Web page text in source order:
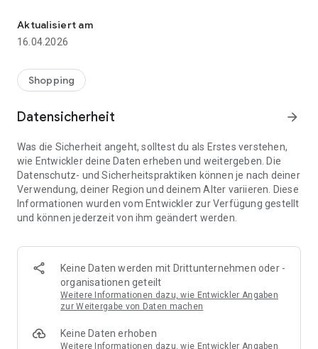
👨‍👩‍👧 Gemeinsame Einkaufslisten in Echtzeit: Alle sehen
⚡ Superschnell & einfach: Liste in Sekunden erstellen und
sofort loslegen.
📱 Immer dabei: Deine Einkaufsliste ist jederzeit auf deinem
🤝 Teilen leicht gemacht: Lade andere ein und erledigt den
Einkauf gemeinsam.
🍳 Zutaten direkt aus Rezepten übernehmen: Importiere
Zutaten von Rezept-Webseiten und verwandle sie
🚀 DEINE VORTEILE IM ALLTAG
* Nie wieder doppelte Einkäufe
* Kein Chaos mehr beim Einkaufen
* Bessere Abstimmung mit Familie & Freunden
* Perfekt für die Essensplanung
Aktualisiert am
16.04.2026
Shopping
Datensicherheit arrow_forward
Was die Sicherheit angeht, solltest du als Erstes verstehen,
wie Entwickler deine Daten erheben und weitergeben. Die
Datenschutz- und Sicherheitspraktiken können je nach deiner
Verwendung, deiner Region und deinem Alter variieren. Diese
Informationen wurden vom Entwickler zur Verfügung gestellt
und können jederzeit von ihm geändert werden.
Keine Daten werden mit Drittunternehmen oder -
organisationen geteilt
Weitere Informationen dazu, wie Entwickler Angaben
zur Weitergabe von Daten machen
Keine Daten erhoben
Weitere Informationen dazu, wie Entwickler Angaben